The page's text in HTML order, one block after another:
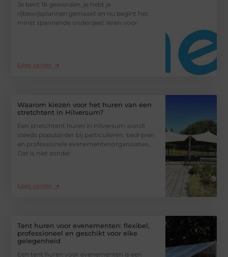
Je bent 18 geworden, je hebt je
rijbewijsplannen gemaakt en nu begint het
minst spannende onderdeel: leren voor
Lees verder ➜
Waarom kiezen voor het huren van een
stretchtent in Hilversum?
Een stretchtent huren in Hilversum wordt
steeds populairder bij particulieren, bedrijven
en professionele evenementenorganisaties.
Dat is niet zonder
Lees verder ➜
Tent huren voor evenementen: flexibel,
professioneel en geschikt voor elke
gelegenheid
Een tent huren voor evenementen is een